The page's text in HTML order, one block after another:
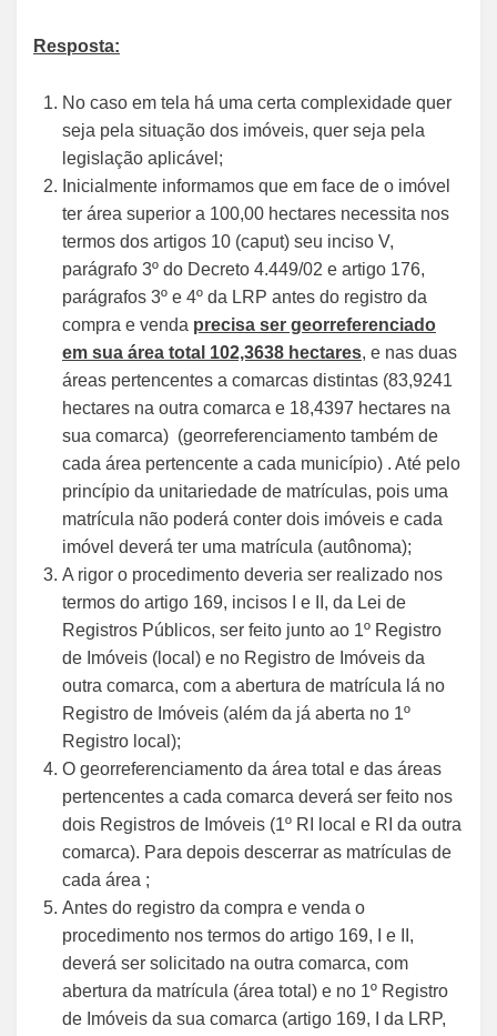
Resposta:
No caso em tela há uma certa complexidade quer
seja pela situação dos imóveis, quer seja pela
legislação aplicável;
Inicialmente informamos que em face de o imóvel
ter área superior a 100,00 hectares necessita nos
termos dos artigos 10 (caput) seu inciso V,
parágrafo 3º do Decreto 4.449/02 e artigo 176,
parágrafos 3º e 4º da LRP antes do registro da
compra e venda precisa ser georreferenciado
em sua área total 102,3638 hectares, e nas duas
áreas pertencentes a comarcas distintas (83,9241
hectares na outra comarca e 18,4397 hectares na
sua comarca) (georreferenciamento também de
cada área pertencente a cada município) . Até pelo
princípio da unitariedade de matrículas, pois uma
matrícula não poderá conter dois imóveis e cada
imóvel deverá ter uma matrícula (autônoma);
A rigor o procedimento deveria ser realizado nos
termos do artigo 169, incisos I e II, da Lei de
Registros Públicos, ser feito junto ao 1º Registro
de Imóveis (local) e no Registro de Imóveis da
outra comarca, com a abertura de matrícula lá no
Registro de Imóveis (além da já aberta no 1º
Registro local);
O georreferenciamento da área total e das áreas
pertencentes a cada comarca deverá ser feito nos
dois Registros de Imóveis (1º RI local e RI da outra
comarca). Para depois descerrar as matrículas de
cada área ;
Antes do registro da compra e venda o
procedimento nos termos do artigo 169, I e II,
deverá ser solicitado na outra comarca, com
abertura da matrícula (área total) e no 1º Registro
de Imóveis da sua comarca (artigo 169, I da LRP,